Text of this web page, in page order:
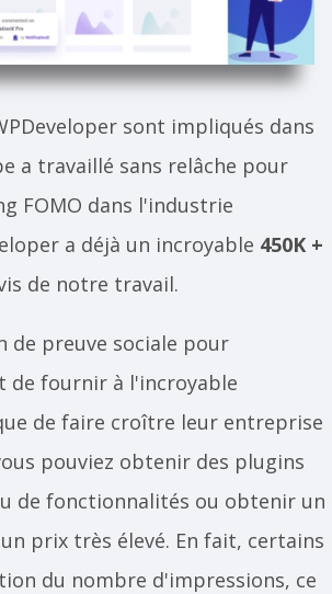
sont impliqués dans
a travaillé sans relâche pour
FOMO dans l'industrie
a déjà un incroyable 450K +
de notre travail.
de preuve sociale pour
de fournir à l'incroyable
de faire croître leur entreprise
pouviez obtenir des plugins
de fonctionnalités ou obtenir un
prix très élevé. En fait, certains
du nombre d'impressions, ce